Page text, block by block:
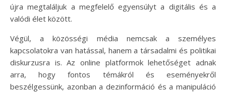
újra megtaláljuk a megfelelő egyensúlyt a digitális és a
valódi élet között.
Végül, a közösségi média nemcsak a személyes
kapcsolatokra van hatással, hanem a társadalmi és politikai
diskurzusra is. Az online platformok lehetőséget adnak
arra, hogy fontos témákról és eseményekről
beszélgessünk, azonban a dezinformáció és a manipuláció